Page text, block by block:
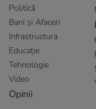
Politică
Bani și Afaceri
Infrastructura
Educație
Tehnologie
Video
Opinii